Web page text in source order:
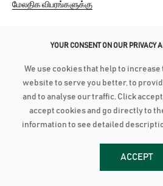
March 24, 2025
AWARDS 2024
Four Awards including three
honoured to announce its
the recently concluded IFFSA
recognised the best non-interest
and financial institutions across
மேலதிக விபரங்களுக்கு
YOUR CONSENT ON OUR PRIVACY
We use cookies that help to
website to serve you better, to
and to analyse our traffic. Click
accept cookies and go directly to
information to see detailed
ACCEPT